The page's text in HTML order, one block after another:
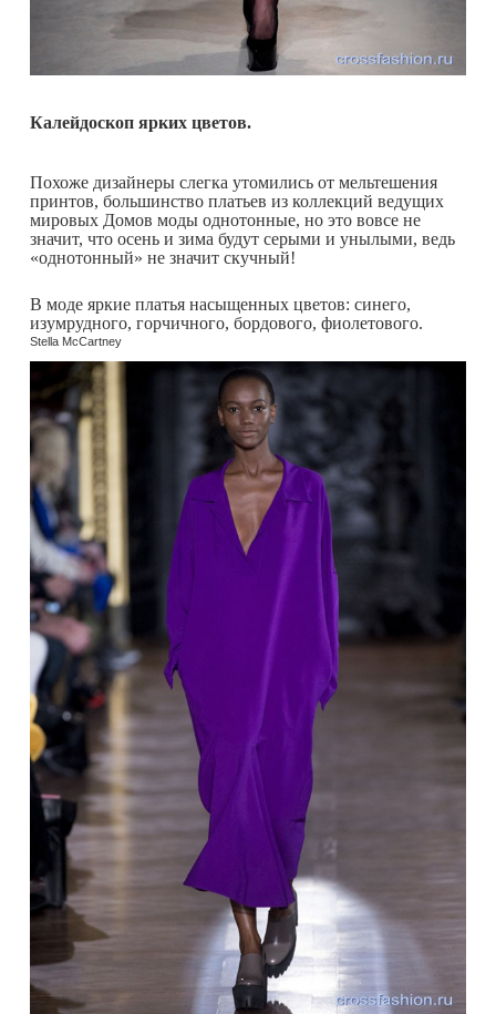
Калейдоскоп ярких цветов.
Похоже дизайнеры слегка утомились от мельтешения
принтов, большинство платьев из коллекций ведущих
мировых Домов моды однотонные, но это вовсе не
значит, что осень и зима будут серыми и унылыми, ведь
«однотонный» не значит скучный!
В моде яркие платья насыщенных цветов: синего,
изумрудного, горчичного, бордового, фиолетового.
Stella McCartney